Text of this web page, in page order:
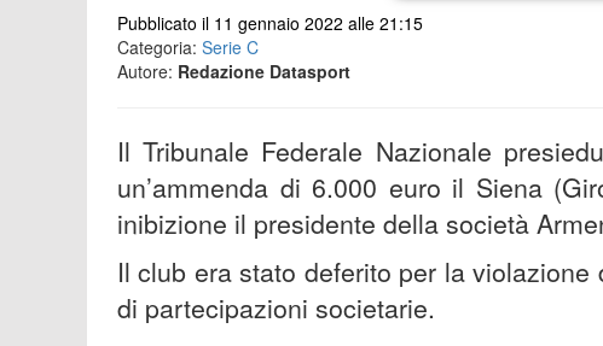
Pubblicato il 11 gennaio 2022 alle 21:15
Categoria: Serie C
Autore: Redazione Datasport
Il Tribunale Federale Nazionale
un’ammenda di 6.000 euro il Siena
inibizione il presidente della società
Il club era stato deferito per la
di partecipazioni societarie.